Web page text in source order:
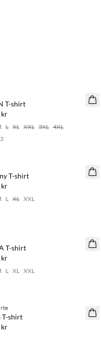
T-shirt
kr
L XL XXL 3XL 4XL
T-shirt
kr
L XL XXL
T-shirt
kr
L XL XXL
T-shirt
kr